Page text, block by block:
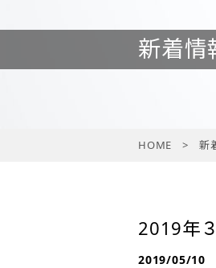
新着情
HOME 新
2019年
2019/05/10